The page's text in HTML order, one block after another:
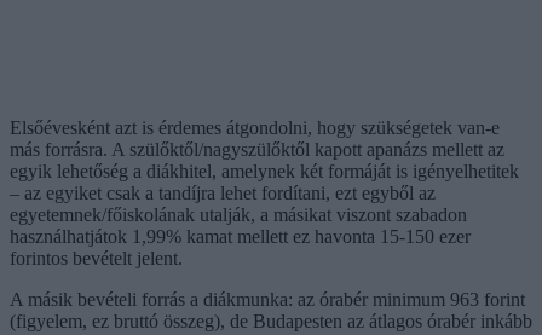
Elsőévesként azt is érdemes átgondolni, hogy szükségetek van-e
más forrásra. A szülőktől/nagyszülőktől kapott apanázs mellett az
egyik lehetőség a diákhitel, amelynek két formáját is igényelhetitek
– az egyiket csak a tandíjra lehet fordítani, ezt egyből az
egyetemnek/főiskolának utalják, a másikat viszont szabadon
használhatjátok 1,99% kamat mellett ez havonta 15-150 ezer
forintos bevételt jelent.
A másik bevételi forrás a diákmunka: az órabér minimum 963 forint
(figyelem, ez bruttó összeg), de Budapesten az átlagos órabér inkább